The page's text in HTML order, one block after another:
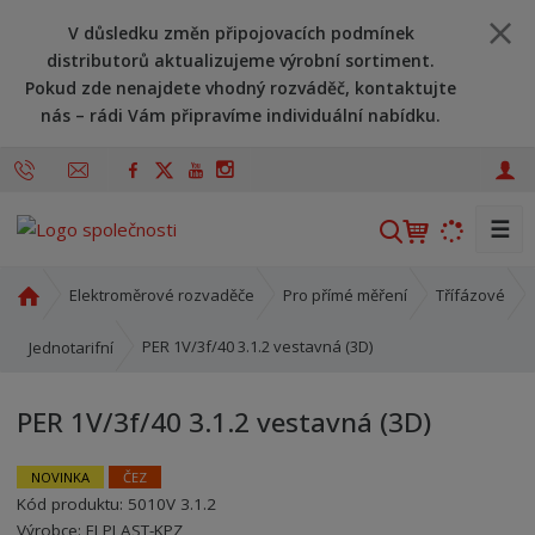
V důsledku změn připojovacích podmínek
distributorů aktualizujeme výrobní sortiment.
Pokud zde nenajdete vhodný rozváděč, kontaktujte
nás – rádi Vám připravíme individuální nabídku.
V
h
t
☰
o
í
t
r
a
Elektroměrové rozvaděče Pro přímé měření Třífázové
Jednotarifní PER 1V/3f/40 3.1.2 vestavná (3D)
PER 1V/3f/40 3.1.2 vestavná (3D)
NOVINKA ČEZ
Kód produktu: 5010V 3.1.2
Kód výrobce: 8595208639678
Kód dodavatele:8595208639678
Výrobce: ELPLAST-KPZ